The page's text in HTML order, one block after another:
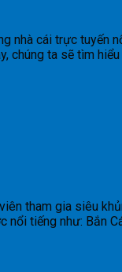
nhà cái trực tuyến
chúng ta sẽ tìm
tham gia siêu
tiếng như: Bắn